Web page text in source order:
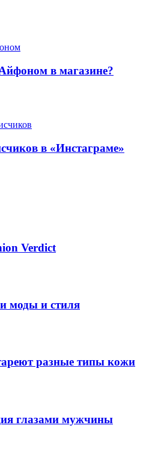
в магазине?
в «Инстаграме»
Verdict
моды и стиля
разные типы кожи
глазами мужчины